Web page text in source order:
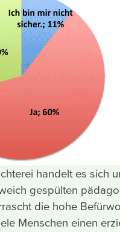
handelt es sich
gespülten
die hohe
Menschen einen